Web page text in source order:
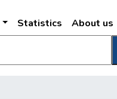
Statistics About us